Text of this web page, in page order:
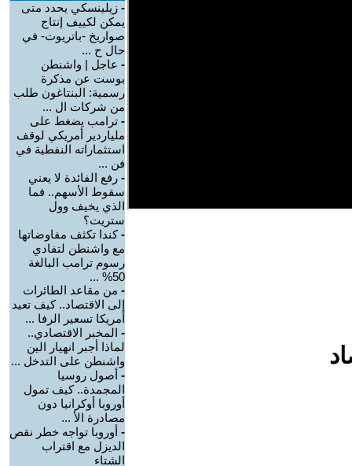
- زيلينسكي يحدد متى
يمكن لكييف إنتاج
صواريخ -باتريوت- في
حال ح ...
- عاجل | واشنطن
بوست عن مذكرة
رسمية: البنتاغون طلب
من شركات ال ...
- ترامب يضغط على
ملياردير أمريكي لوقف
استثماراته النفطية في
فن ...
- رفع الفائدة لا يعني
سقوط الأسهم.. فما
الذي يخيف وول
ستريت؟
-كندا تكثف مفاوضاتها
مع واشنطن لتفادي
رسوم ترامب البالغة
50% ...
- من مقاعد الطائرات
إلى الاقتصاد.. كيف تعيد
أمريكا تسعير الرفا ...
- المخبر الاقتصادي..
لماذا أجبر انهيار الين
واشنطن على التدخل ...
- أصول روسيا
المجمدة.. كيف تمول
أوروبا أوكرانيا دون
مصادرة الأ ...
- أوروبا تواجه خطر نقص
الديزل مع اقتراب
الشتاء